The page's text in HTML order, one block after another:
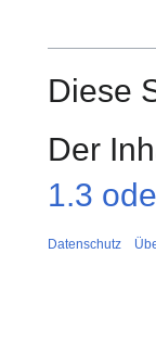
Diese
Der
1.3
Datenschutz